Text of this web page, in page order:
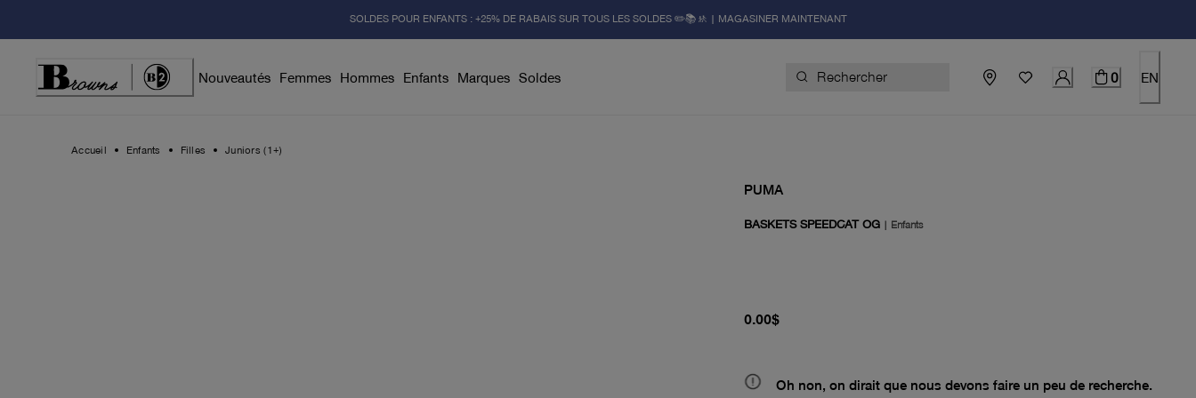
SOLDES POUR ENFANTS : +25% DE RABAIS SUR TOUS LES SOLDES ✏️📚🚸 | MAGASINER MAINTENANT
Nouveautés Femmes Hommes Enfants Marques Soldes 0 EN
Accueil Enfants Filles Juniors (1+)
PUMA
BASKETS SPEEDCAT OG | Enfants
0.00$
prix actuel 0.00$
Oh non, on dirait que nous devons faire un peu de recherche.